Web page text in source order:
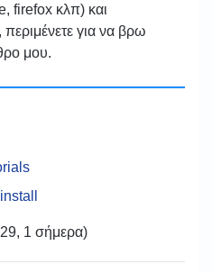
firefox κλπ) και
για να βρω
μου.
1 σήμερα)